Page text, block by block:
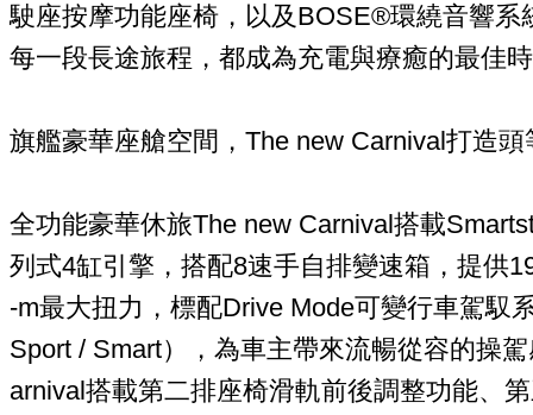
駛座按摩功能座椅，以及BOSE®環繞音響系
每一段長途旅程，都成為充電與療癒的最佳
旗艦豪華座艙空間，The new Carnival打造
全功能豪華休旅The new Carnival搭載
列式4缸引擎，搭配8速手自排變速箱，提供
-m最大扭力，標配Drive Mode可變行車駕馭
Sport / Smart），為車主帶來流暢從容的操
arnival搭載第二排座椅滑軌前後調整功能、